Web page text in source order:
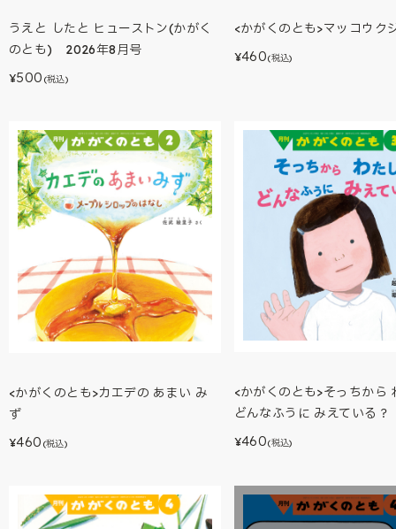
うえと したと ヒューストン(かがく
のとも) 2026年8月号
¥500 (税込)
<かがくのとも>マッコウク
¥460(税込)
<かがくのとも>カエデの あまい み
ず
¥460 (税込)
<かがくのとも>そっちから
どんなふうに みえている？
¥460(税込)